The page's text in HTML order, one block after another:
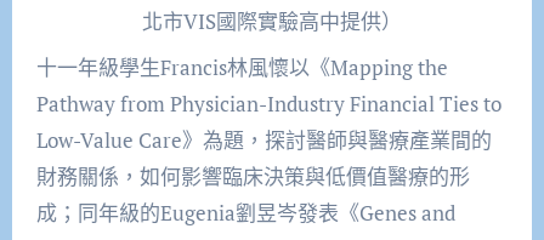
北市VIS國際實驗高中提供）
十一年級學生Francis林風懷以《Mapping the
Pathway from Physician-Industry Financial Ties to
Low-Value Care》為題，探討醫師與醫療產業間的
財務關係，如何影響臨床決策與低價值醫療的形
成；同年級的Eugenia劉昱岑發表《Genes and